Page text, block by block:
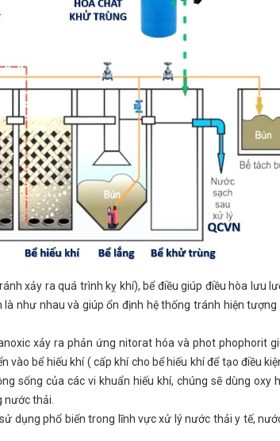
xảy ra quá trình kỵ khí), bể điều giúp điều hòa lưu
như nhau và giúp ổn định hệ thống tránh hiện tượng
xảy ra phản ứng nitorat hóa và phot phophorit
bể hiếu khí ( cấp khí cho bể hiếu khí để tạo điều
sống của các vi khuẩn hiếu khí, chúng sẽ dùng oxy
nước thải.
dụng phổ biến trong lĩnh vực xử lý nước thải y tế,